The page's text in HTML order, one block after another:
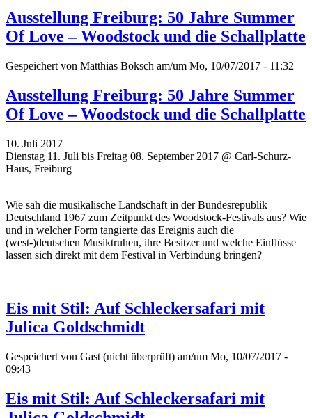
Ausstellung Freiburg: 50 Jahre Summer
Of Love – Woodstock und die Schallplatte
Gespeichert von Matthias Boksch am/um Mo, 10/07/2017 - 11:32
Ausstellung Freiburg: 50 Jahre Summer
Of Love – Woodstock und die Schallplatte
10. Juli 2017
Dienstag 11. Juli bis Freitag 08. September 2017 @ Carl-Schurz-
Haus, Freiburg
Wie sah die musikalische Landschaft in der Bundesrepublik
Deutschland 1967 zum Zeitpunkt des Woodstock-Festivals aus? Wie
und in welcher Form tangierte das Ereignis auch die
(west-)deutschen Musiktruhen, ihre Besitzer und welche Einflüsse
lassen sich direkt mit dem Festival in Verbindung bringen?
Eis mit Stil: Auf Schleckersafari mit
Julica Goldschmidt
Gespeichert von Gast (nicht überprüft) am/um Mo, 10/07/2017 -
09:43
Eis mit Stil: Auf Schleckersafari mit